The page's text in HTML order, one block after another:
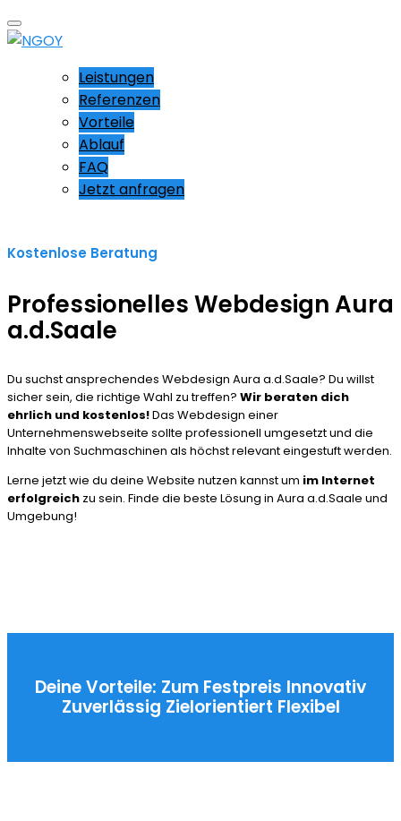
Leistungen
Referenzen
Vorteile
Ablauf
FAQ
Jetzt anfragen
Kostenlose Beratung
Professionelles Webdesign Aura
a.d.Saale
Du suchst ansprechendes Webdesign Aura a.d.Saale? Du willst
sicher sein, die richtige Wahl zu treffen? Wir beraten dich
ehrlich und kostenlos!Das Webdesign einer
Unternehmenswebseite sollte professionell umgesetzt und die
Inhalte von Suchmaschinen als höchst relevant eingestuft werden.
Lerne jetzt wie du deine Website nutzen kannst um im Internet
erfolgreich zu sein. Finde die beste Lösung in Aura a.d.Saale und
Umgebung!
Deine Vorteile: Zum Festpreis Innovativ
Zuverlässig Zielorientiert Flexibel